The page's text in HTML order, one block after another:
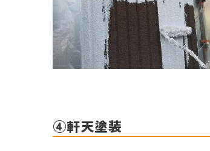
④軒天塗装